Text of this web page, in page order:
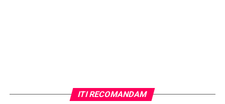
ITI RECOMANDAM